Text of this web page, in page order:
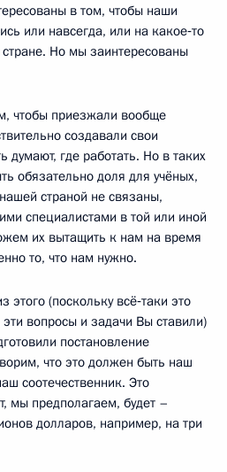
в том, чтобы наши
или навсегда, или на какое‑то
Но мы заинтересованы
чтобы приезжали вообще
создавали свои
думают, где работать. Но в таких
обязательно доля для учёных,
страной не связаны,
специалистами в той или иной
их вытащить к нам на время
то, что нам нужно.
этого (поскольку всё‑таки это
вопросы и задачи Вы ставили)
постановление
что это должен быть наш
соотечественник. Это
мы предполагаем, будет –
долларов, например, на три